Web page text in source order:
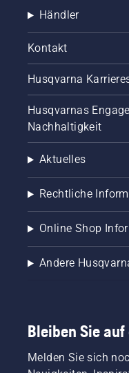
Händler
Kontakt
Husqvarna
Husqvarnas
Nachhaltigkeit
Aktuelles
Rechtliche
Online Shop
Andere
Bleiben Sie
Melden Sie sich